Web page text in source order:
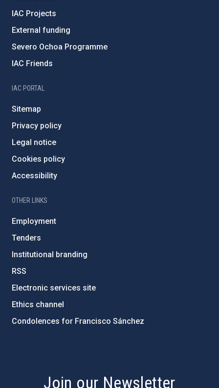
IAC Projects
External funding
Severo Ochoa Programme
IAC Friends
IAC PORTAL
Sitemap
Privacy policy
Legal notice
Cookies policy
Accessibility
OTHER LINKS
Employment
Tenders
Institutional branding
RSS
Electronic services site
Ethics channel
Condolences for Francisco Sánchez
Join our Newsletter